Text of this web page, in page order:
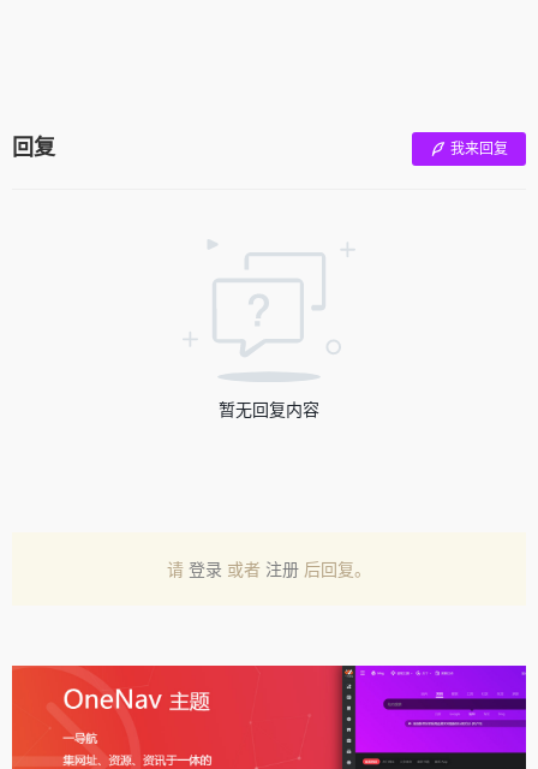
回复 我来回复
暂无回复内容
请 登录 或者 注册 后回复。